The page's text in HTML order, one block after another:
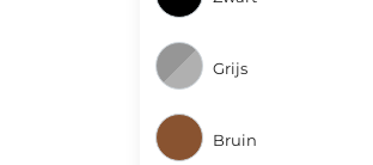
Grijs
Bruin